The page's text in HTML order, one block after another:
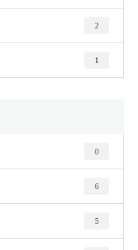
2
1
0
6
5